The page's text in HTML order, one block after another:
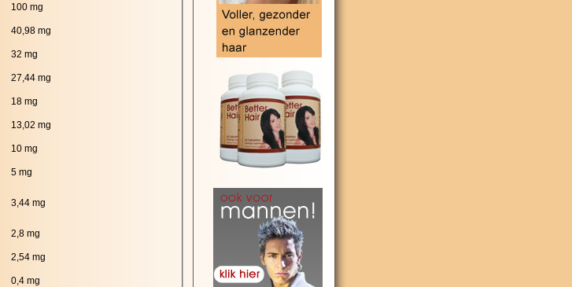
100 mg
40,98 mg
32 mg
27,44 mg
18 mg
13,02 mg
10 mg
5 mg
3,44 mg
2,8 mg
2,54 mg
0,4 mg